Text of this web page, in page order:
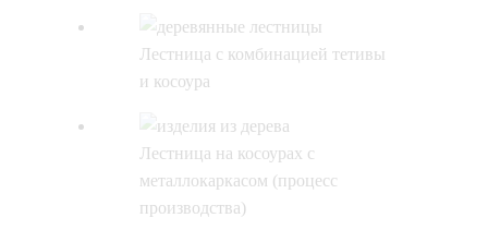
Лестница с комбинацией тетивы
и косоура
Лестница на косоурах с
металлокаркасом (процесс
производства)